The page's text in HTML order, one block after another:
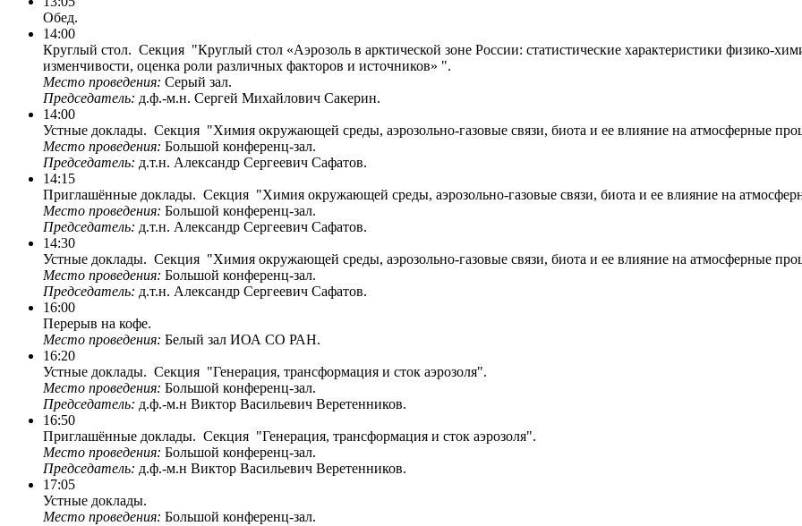
Обед.
14:00
Круглый стол. Секция "Круглый стол «Аэрозоль в арктической зоне России: статистические характеристики физико-
изменчивости, оценка роли различных факторов и источников» ".
Место проведения: Серый зал.
Председатель: д.ф.-м.н. Сергей Михайлович Сакерин.
14:00
Устные доклады. Секция "Химия окружающей среды, аэрозольно-газовые связи, биота и ее влияние на атмосферные
Место проведения: Большой конференц-зал.
Председатель: д.т.н. Александр Сергеевич Сафатов.
14:15
Приглашённые доклады. Секция "Химия окружающей среды, аэрозольно-газовые связи, биота и ее влияние на
Место проведения: Большой конференц-зал.
Председатель: д.т.н. Александр Сергеевич Сафатов.
14:30
Устные доклады. Секция "Химия окружающей среды, аэрозольно-газовые связи, биота и ее влияние на атмосферные
Место проведения: Большой конференц-зал.
Председатель: д.т.н. Александр Сергеевич Сафатов.
16:00
Перерыв на кофе.
Место проведения: Белый зал ИОА СО РАН.
16:20
Устные доклады. Секция "Генерация, трансформация и сток аэрозоля".
Место проведения: Большой конференц-зал.
Председатель: д.ф.-м.н Виктор Васильевич Веретенников.
16:50
Приглашённые доклады. Секция "Генерация, трансформация и сток аэрозоля".
Место проведения: Большой конференц-зал.
Председатель: д.ф.-м.н Виктор Васильевич Веретенников.
17:05
Устные доклады.
Место проведения: Большой конференц-зал.